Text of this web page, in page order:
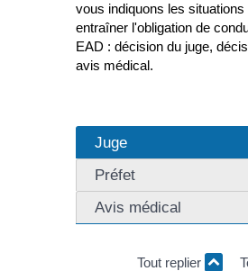
vous indiquons les situations
entraîner l'obligation de
EAD : décision du juge,
avis médical.
Juge
Préfet
Avis médical
Tout replier